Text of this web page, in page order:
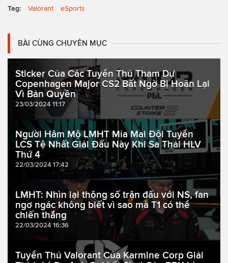
Tag: Valorant eSports
BÀI CÙNG CHUYÊN MỤC
Sticker Của Các Tuyển Thủ Tham Dự
Copenhagen Major CS2 Bất Ngờ Bị Hoãn Lại
Vì Bản Quyền
23/03/2024 11:17
Người Hâm Mộ LMHT Mỉa Mai Đội Tuyển
LCS Tệ Nhất Giải Đấu Này Khi Sa Thải HLV
Thứ 4
22/03/2024 17:42
LMHT: Nhìn lại thông số trận đấu với NS, fan
ngơ ngác không biết vì sao mà T1 có thể
chiến thắng
22/03/2024 16:36
Tuyển Thủ Valorant Của Karmine Corp Giải